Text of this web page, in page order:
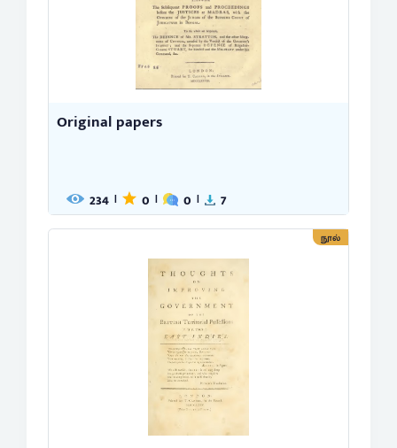
Original papers
234 | 0 | 0 | 7
நூல்